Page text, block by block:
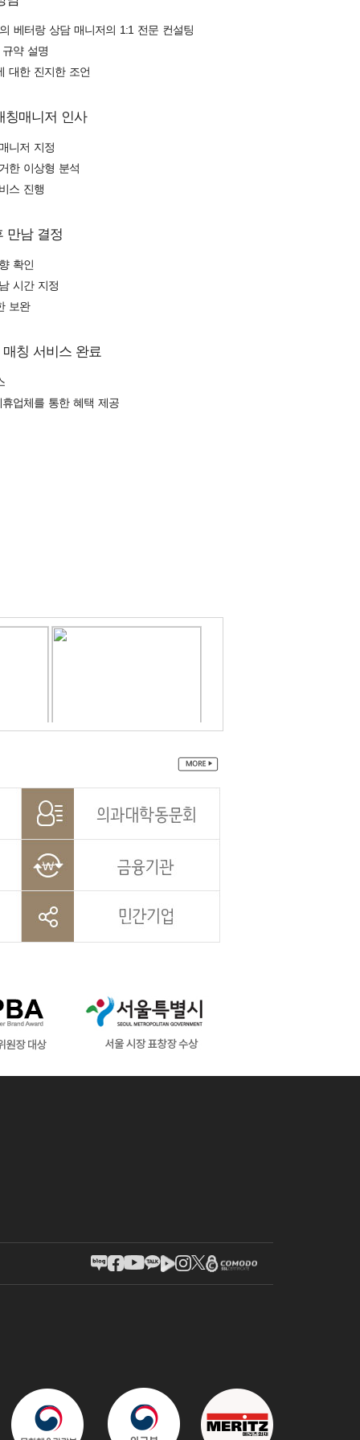
베터랑 상담 매니저의 1:1 전문 컨설팅
약 설명
대한 진지한 조언
칭매니저 인사
니저 지정
한 이상형 분석
스 진행
만남 결정
확인
시간 지정
보완
칭 서비스 완료
업체를 통한 혜택 제공